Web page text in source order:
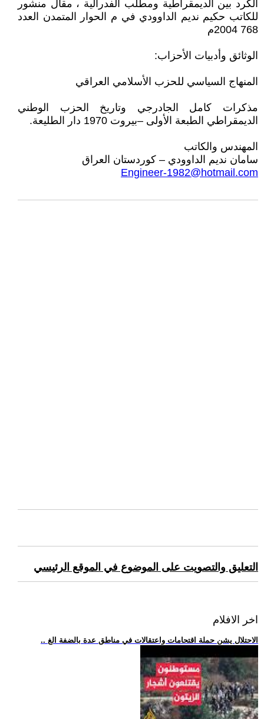
الكرد بين الديمقراطية ومطلب الفدرالية ، مقال منشور
للكاتب حكيم نديم الداوودي في م الحوار المتمدن العدد
768 2004م
الوثائق وأدبيات الأحزاب:
المنهاج السياسي للحزب الأسلامي العراقي
مذكرات كامل الجادرجي وتاريخ الحزب الوطني
الديمقراطي الطبعة الأولى –بيروت 1970 دار الطليعة.
المهندس والكاتب
سامان نديم الداوودي – كوردستان العراق
Engineer-1982@hotmail.com
التعليق والتصويت على الموضوع في الموقع الرئيسي
اخر الافلام
.. الاحتلال يشن حملة اقتحامات واعتقالات في مناطق عدة بالضفة الغ